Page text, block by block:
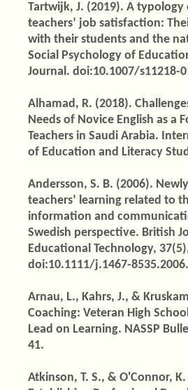
Tartwijk, J. (2019). A typology
teachers’ job satisfaction:
with their students and the
Social Psychology of
Journal. doi:10.1007/s11218-
Alhamad, R. (2018).
Needs of Novice English as a
Teachers in Saudi Arabia.
of Education and Literacy
Andersson, S. B. (2006).
teachers’ learning related to
information and
Swedish perspective. British
Educational Technology,
doi:10.1111/j.1467-
Arnau, L., Kahrs, J., &
Coaching: Veteran High
Lead on Learning. NASSP
41.
Atkinson, T. S., & O'Connor,